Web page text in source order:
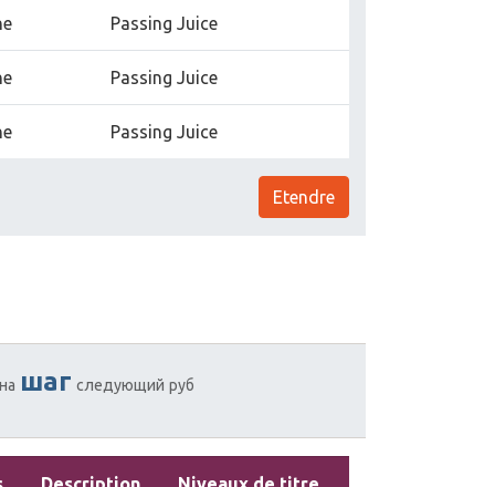
Passing Juice
Passing Juice
Passing Juice
Etendre
шаг следующий руб